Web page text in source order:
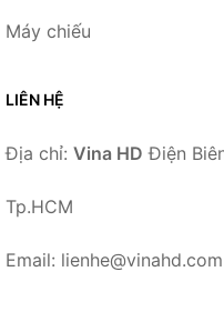
Máy chiếu
LIÊN HỆ
Địa chỉ: Vina HD Điện
Tp.HCM
Email: lienhe@vinahd.com